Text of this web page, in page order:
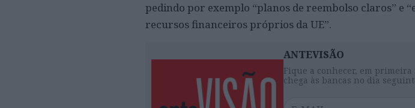
pedindo por exemplo “planos de reembolso claros” e
recursos financeiros próprios da UE”.
ANTEVISÃO
Fique a conhecer, em
chega às bancas no dia